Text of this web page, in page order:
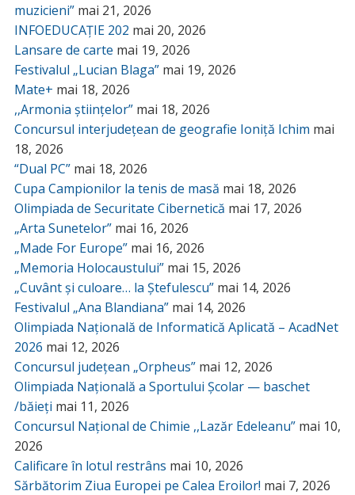
muzicieni” mai 21, 2026
INFOEDUCAȚIE 202 mai 20, 2026
Lansare de carte mai 19, 2026
Festivalul „Lucian Blaga” mai 19, 2026
Mate+ mai 18, 2026
,,Armonia științelor” mai 18, 2026
Concursul interjudețean de geografie Ioniță Ichim mai
18, 2026
“Dual PC” mai 18, 2026
Cupa Campionilor la tenis de masă mai 18, 2026
Olimpiada de Securitate Cibernetică mai 17, 2026
„Arta Sunetelor” mai 16, 2026
„Made For Europe” mai 16, 2026
„Memoria Holocaustului” mai 15, 2026
„Cuvânt și culoare… la Ștefulescu” mai 14, 2026
Festivalul „Ana Blandiana” mai 14, 2026
Olimpiada Națională de Informatică Aplicată – AcadNet
2026 mai 12, 2026
Concursul județean „Orpheus” mai 12, 2026
Olimpiada Națională a Sportului Școlar — baschet
/băieți mai 11, 2026
Concursul Național de Chimie ,,Lazăr Edeleanu” mai 10,
2026
Calificare în lotul restrâns mai 10, 2026
Sărbătorim Ziua Europei pe Calea Eroilor! mai 7, 2026